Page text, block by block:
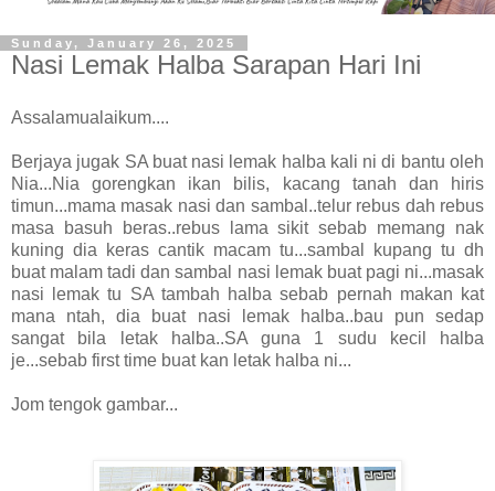
Sunday, January 26, 2025
Nasi Lemak Halba Sarapan Hari Ini
Assalamualaikum....
Berjaya jugak SA buat nasi lemak halba kali ni di bantu oleh
Nia...Nia gorengkan ikan bilis, kacang tanah dan hiris
timun...mama masak nasi dan sambal..telur rebus dah rebus
masa basuh beras..rebus lama sikit sebab memang nak
kuning dia keras cantik macam tu...sambal kupang tu dh
buat malam tadi dan sambal nasi lemak buat pagi ni...masak
nasi lemak tu SA tambah halba sebab pernah makan kat
mana ntah, dia buat nasi lemak halba..bau pun sedap
sangat bila letak halba..SA guna 1 sudu kecil halba
je...sebab first time buat kan letak halba ni...
Jom tengok gambar...